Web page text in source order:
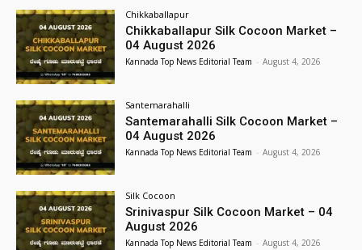
Chikkaballapur
Chikkaballapur Silk Cocoon Market –
04 August 2026
Kannada Top News Editorial Team - August 4, 2026
Santemarahalli
Santemarahalli Silk Cocoon Market –
04 August 2026
Kannada Top News Editorial Team - August 4, 2026
Silk Cocoon
Srinivaspur Silk Cocoon Market – 04
August 2026
Kannada Top News Editorial Team - August 4, 2026